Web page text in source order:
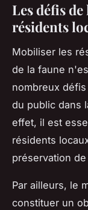
Les défis
résidents
Mobiliser les
de la faune
nombreux
du public dans
effet, il est
résidents
préservation
Par ailleurs, le
constituer un